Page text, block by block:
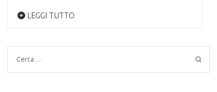
LEGGI TUTTO
Ricerca
per: